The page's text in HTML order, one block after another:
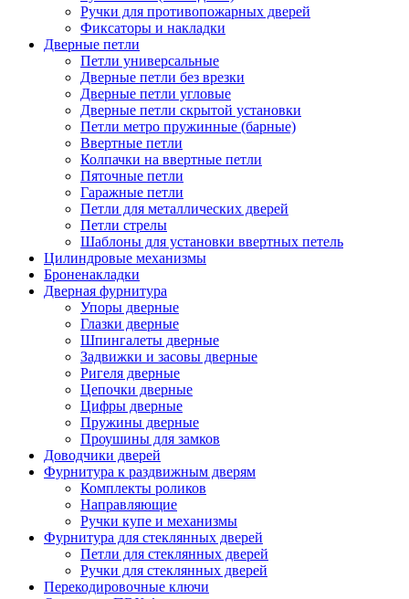
Ручки для противопожарных дверей
Фиксаторы и накладки
Дверные петли
Петли универсальные
Дверные петли без врезки
Дверные петли угловые
Дверные петли скрытой установки
Петли метро пружинные (барные)
Ввертные петли
Колпачки на ввертные петли
Пяточные петли
Гаражные петли
Петли для металлических дверей
Петли стрелы
Шаблоны для установки ввертных петель
Цилиндровые механизмы
Броненакладки
Дверная фурнитура
Упоры дверные
Глазки дверные
Шпингалеты дверные
Задвижки и засовы дверные
Ригеля дверные
Цепочки дверные
Цифры дверные
Пружины дверные
Проушины для замков
Доводчики дверей
Фурнитура к раздвижным дверям
Комплекты роликов
Направляющие
Ручки купе и механизмы
Фурнитура для стеклянных дверей
Петли для стеклянных дверей
Ручки для стеклянных дверей
Перекодировочные ключи